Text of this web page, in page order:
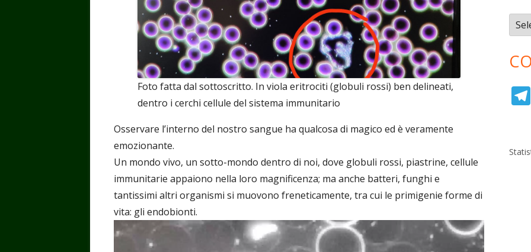
Foto fatta dal sottoscritto. In viola eritrociti (globuli rossi) ben delineati,
dentro i cerchi cellule del sistema immunitario
Osservare l’interno del nostro sangue ha qualcosa di magico ed è veramente
emozionante.
Un mondo vivo, un sotto-mondo dentro di noi, dove globuli rossi, piastrine, cellule
immunitarie appaiono nella loro magnificenza; ma anche batteri, funghi e
tantissimi altri organismi si muovono freneticamente, tra cui le primigenie forme di
vita: gli endobionti.